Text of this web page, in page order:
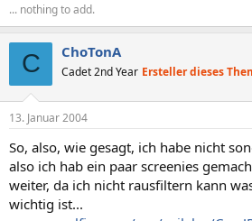
... nothing to add.
C ChoTonA
Cadet 2nd Year Ersteller dieses
13. Januar 2004
So, also, wie gesagt, ich habe nicht
also ich hab ein paar screenies
weiter, da ich nicht rausfiltern kann
wichtig ist...